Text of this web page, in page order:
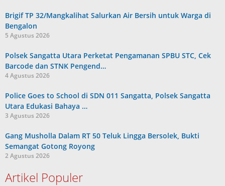
Brigif TP 32/Mangkalihat Salurkan Air Bersih untuk Warga di
Bengalon
5 Agustus 2026
Polsek Sangatta Utara Perketat Pengamanan SPBU STC, Cek
Barcode dan STNK Pengend…
4 Agustus 2026
Police Goes to School di SDN 011 Sangatta, Polsek Sangatta
Utara Edukasi Bahaya …
3 Agustus 2026
Gang Musholla Dalam RT 50 Teluk Lingga Bersolek, Bukti
Semangat Gotong Royong
2 Agustus 2026
Artikel Populer